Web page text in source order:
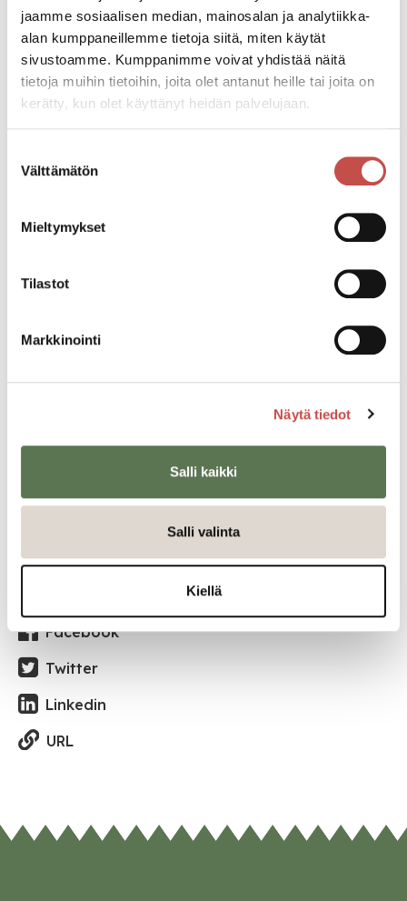
jaamme sosiaalisen median, mainosalan ja analytiikka-
alan kumppaneillemme tietoja siitä, miten käytät
sivustoamme. Kumppanimme voivat yhdistää näitä
tietoja muihin tietoihin, joita olet antanut heille tai joita on
kerätty, kun olet käyttänyt heidän palvelujaan.
valinta
Välttämätön
Mieltymykset
Tilastot
Markkinointi
Näytä tiedot
Salli kaikki
Salli valinta
Kiellä
Ilmoittautuminen kansalaisopiston
lukuvuoden 2026–2027 kursseille alkaa
10.8.2026
Kansalaisopisto 5.8.2026
Koulu alkaa keskiviikkona 12.8.2026
Esiopetus alkaa maanantaina 17.8.2026
Lupa- ja valvontaviraston antama
Myrsky Energia Oy:n Hillonevan
Facebook
Twitter
Linkedin
URL